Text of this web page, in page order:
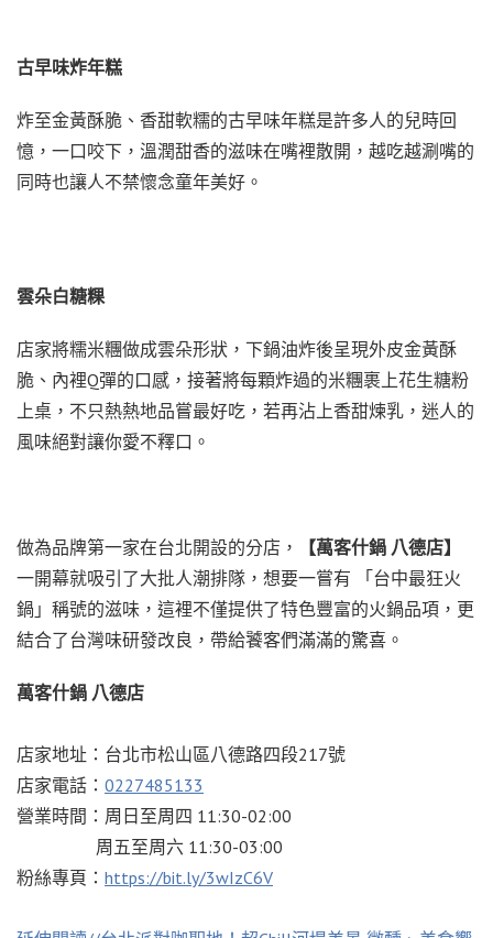
古早味炸年糕
炸至金黃酥脆、香甜軟糯的古早味年糕是許多人的兒時回
憶，一口咬下，溫潤甜香的滋味在嘴裡散開，越吃越涮嘴的
同時也讓人不禁懷念童年美好。
雲朵白糖粿
店家將糯米糰做成雲朵形狀，下鍋油炸後呈現外皮金黃酥
脆、內裡Q彈的口感，接著將每顆炸過的米糰裹上花生糖粉
上桌，不只熱熱地品嘗最好吃，若再沾上香甜煉乳，迷人的
風味絕對讓你愛不釋口。
做為品牌第一家在台北開設的分店，
【萬客什鍋 八德店】
一開幕就吸引了大批人潮排隊，想要一嘗有 「台中最狂火
鍋」稱號的滋味，這裡不僅提供了特色豐富的火鍋品項，更
結合了台灣味研發改良，帶給饕客們滿滿的驚喜。
萬客什鍋 八德店
店家地址：台北市松山區八德路四段217號
店家電話： 0227485133
營業時間：周日至周四 11:30-02:00
周五至周六 11:30-03:00
粉絲專頁： https://bit.ly/3wIzC6V